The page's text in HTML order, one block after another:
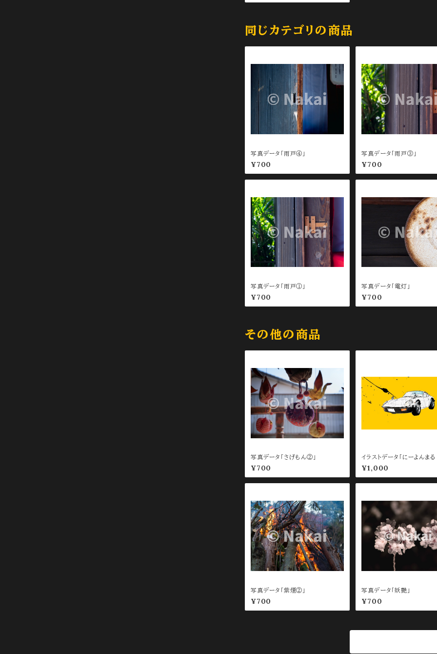
同じカテゴリの商品
写真データ「雨戸④」
¥700
写真データ「雨戸③」
¥700
写真データ「雨戸①」
¥700
写真データ「電灯」
¥700
その他の商品
写真データ「さげもん②」
¥700
イラストデータ「にーよんま
待ち受け用 Yellow」
¥1,000
写真データ「紫煙②」
¥700
写真データ「妖艶」
¥700